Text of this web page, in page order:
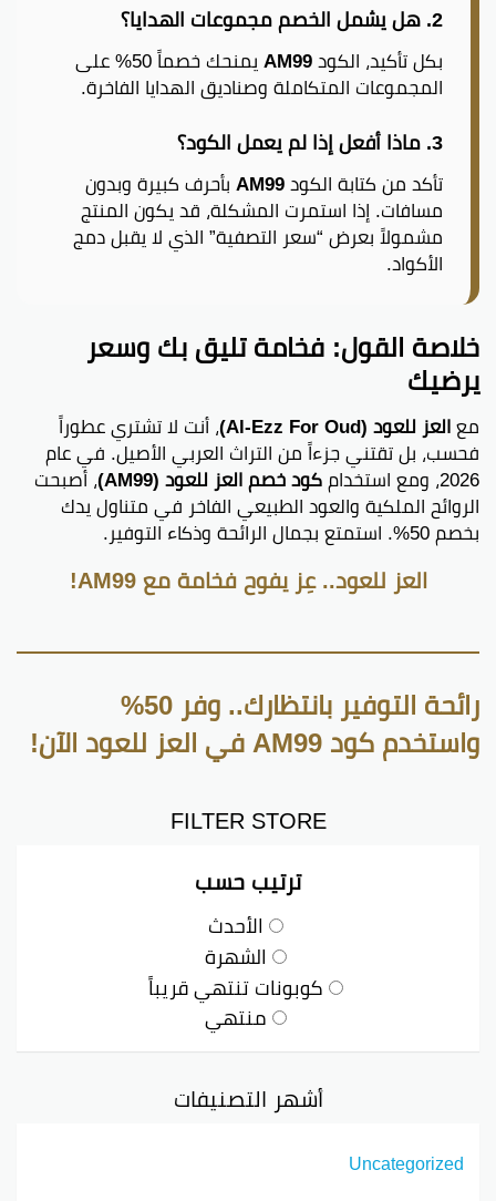
2. هل يشمل الخصم مجموعات الهدايا؟
بكل تأكيد، الكودAM99 يمنحك خصماً 50% على
المجموعات المتكاملة وصناديق الهدايا الفاخرة.
3. ماذا أفعل إذا لم يعمل الكود؟
تأكد من كتابة الكودAM99بأحرف كبيرة وبدون
مسافات. إذا استمرت المشكلة، قد يكون المنتج
مشمولاً بعرض “سعر التصفية” الذي لا يقبل دمج
الأكواد.
خلاصة القول: فخامة تليق بك وسعر
يرضيك
معالعز للعود (Al-Ezz For Oud) ، أنت لا تشتري عطوراً
فحسب، بل تقتني جزءاً من التراث العربي الأصيل. في عام
2026، ومع استخدام كود خصم العز للعود (AM99) ، أصبحت
الروائح الملكية والعود الطبيعي الفاخر في متناول يدك
بخصم 50%. استمتع بجمال الرائحة وذكاء التوفير.
العز للعود.. عِز يفوح فخامة مع AM99!
رائحة التوفير بانتظارك.. وفر 50%
واستخدم كود AM99 في العز للعود الآن!
FILTER STORE
ترتيب حسب
الأحدث
الشهرة
كوبونات تنتهي قريباً
منتهي
أشهر التصنيفات
Uncategorized